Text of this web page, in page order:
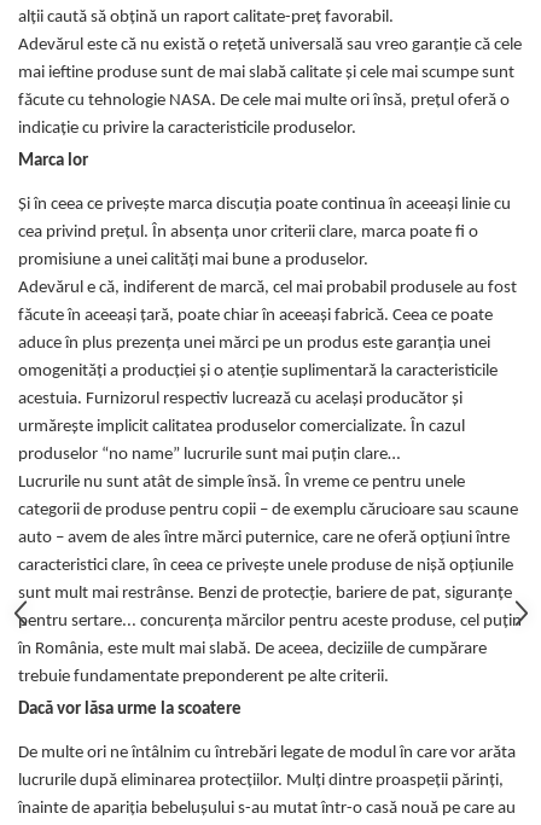
alții caută să obțină un raport calitate-preț favorabil.
Adevărul este că nu există o rețetă universală sau vreo garanție că cele
mai ieftine produse sunt de mai slabă calitate și cele mai scumpe sunt
făcute cu tehnologie NASA. De cele mai multe ori însă, prețul oferă o
indicație cu privire la caracteristicile produselor.
Marca lor
Și în ceea ce privește marca discuția poate continua în aceeași linie cu
cea privind prețul. În absența unor criterii clare, marca poate fi o
promisiune a unei calități mai bune a produselor.
Adevărul e că, indiferent de marcă, cel mai probabil produsele au fost
făcute în aceeași țară, poate chiar în aceeași fabrică. Ceea ce poate
aduce în plus prezența unei mărci pe un produs este garanția unei
omogenități a producției și o atenție suplimentară la caracteristicile
acestuia. Furnizorul respectiv lucrează cu același producător și
urmărește implicit calitatea produselor comercializate. În cazul
produselor “no name” lucrurile sunt mai puțin clare…
Lucrurile nu sunt atât de simple însă. În vreme ce pentru unele
categorii de produse pentru copii – de exemplu cărucioare sau scaune
auto – avem de ales între mărci puternice, care ne oferă opțiuni între
caracteristici clare, în ceea ce privește unele produse de nișă opțiunile
sunt mult mai restrânse. Benzi de protecție, bariere de pat, siguranțe
pentru sertare... concurența mărcilor pentru aceste produse, cel puțin
în România, este mult mai slabă. De aceea, deciziile de cumpărare
trebuie fundamentate preponderent pe alte criterii.
Dacă vor lăsa urme la scoatere
De multe ori ne întâlnim cu întrebări legate de modul în care vor arăta
lucrurile după eliminarea protecțiilor. Mulți dintre proaspeții părinți,
înainte de apariția bebelușului s-au mutat într-o casă nouă pe care au